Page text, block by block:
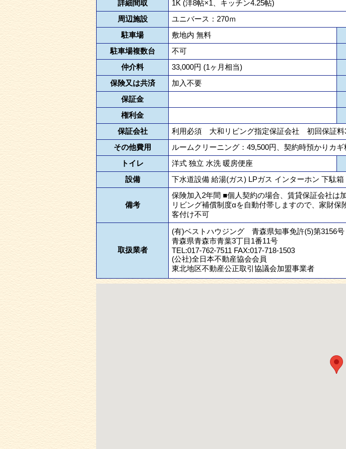
詳細間取
1K (洋8帖×1、キッチン4.25帖)
周辺施設
ユニバース：270ｍ
駐車場
敷地内 無料
駐車場複数台
不可
仲介料
33,000円 (1ヶ月相当)
保険又は共済
加入不要
保証金
権利金
保証会社
利用必須 大和リビング指定保証会社 初回保証料
その他費用
ルームクリーニング：49,500円、契約時預かりカ
トイレ
洋式 独立 水洗 暖房便座
設備
下水道設備 給湯(ガス) LPガス インターホン 下駄
備考
保険加入2年間 ■個人契約の場合、賃貸保証会社は
リビング補償制度αを自動付帯しますので、家財
客付け不可
取扱業者
(有)ベストハウジング 青森県知事免許(5)第3156号
青森県青森市青葉3丁目1番11号
TEL:017-762-7511 FAX:017-718-1503
(公社)全日本不動産協会会員
東北地区不動産公正取引協議会加盟事業者